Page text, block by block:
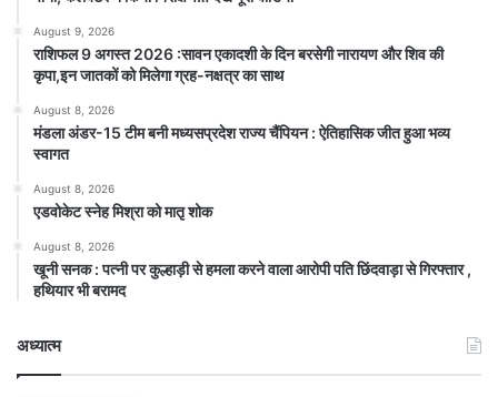
August 9, 2026
राशिफल 9 अगस्त 2026 :सावन एकादशी के दिन बरसेगी नारायण और शिव की
कृपा,इन जातकों को मिलेगा ग्रह-नक्षत्र का साथ
August 8, 2026
मंडला अंडर-15 टीम बनी मध्यसप्रदेश राज्य चैंपियन : ऐतिहासिक जीत हुआ भव्य
स्वागत
August 8, 2026
एडवोकेट स्नेह मिश्रा को मातृ शोक
August 8, 2026
खूनी सनक : पत्नी पर कुल्हाड़ी से हमला करने वाला आरोपी पति छिंदवाड़ा से गिरफ्तार ,
हथियार भी बरामद
अध्यात्म